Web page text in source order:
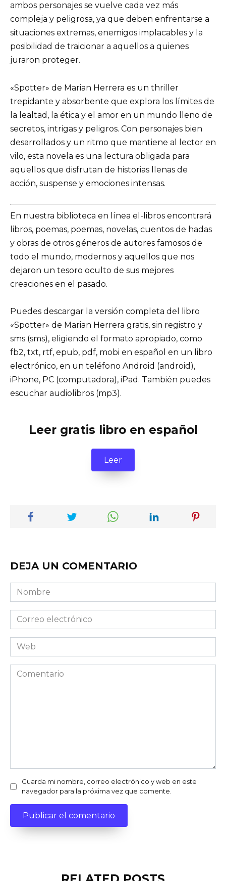
ambos personajes se vuelve cada vez más
compleja y peligrosa, ya que deben enfrentarse a
situaciones extremas, enemigos implacables y la
posibilidad de traicionar a aquellos a quienes
juraron proteger.
«Spotter» de Marian Herrera es un thriller
trepidante y absorbente que explora los límites de
la lealtad, la ética y el amor en un mundo lleno de
secretos, intrigas y peligros. Con personajes bien
desarrollados y un ritmo que mantiene al lector en
vilo, esta novela es una lectura obligada para
aquellos que disfrutan de historias llenas de
acción, suspense y emociones intensas.
En nuestra biblioteca en línea el-libros encontrará
libros, poemas, poemas, novelas, cuentos de hadas
y obras de otros géneros de autores famosos de
todo el mundo, modernos y aquellos que nos
dejaron un tesoro oculto de sus mejores
creaciones en el pasado.
Puedes descargar la versión completa del libro
«Spotter» de Marian Herrera gratis, sin registro y
sms (sms), eligiendo el formato apropiado, como
fb2, txt, rtf, epub, pdf, mobi en español en un libro
electrónico, en un teléfono Android (android),
iPhone, PC (computadora), iPad. También puedes
escuchar audiolibros (mp3).
Leer gratis libro en español
Leer
DEJA UN COMENTARIO
Nombre
Correo
electrónico
Web
Comentario
Guarda mi nombre, correo electrónico y web en este
navegador para la próxima vez que comente.